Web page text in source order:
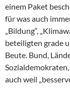
einem Paket
für was auch
„Bildung“,
beteiligten grade
Beute. Bund,
auch weil